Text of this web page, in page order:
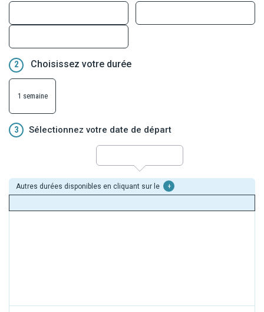
volcaniques, d'une croisière sur le lac Ashi et d'une nuit en ryokan
urbaine. Un voyage complet, riche en découvertes, entre
spiritualité, gastronomie et patrimoine.
2 Choisissez votre durée
1 semaine
3 Sélectionnez votre date de départ
Autres durées disponibles en cliquant sur le +